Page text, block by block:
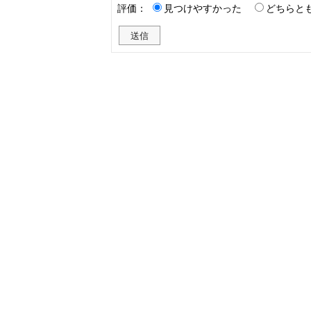
評価：
見つけやすかった どちらと